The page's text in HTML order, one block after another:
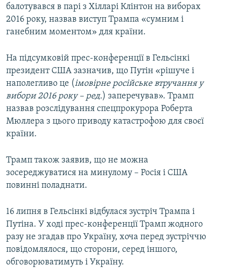
балотувався в парі з Хілларі Клінтон на виборах
2016 року, назвав виступ Трампа «сумним і
ганебним моментом» для країни.
На підсумковій прес-конференції в Гельсінкі
президент США зазначив, що Путін «рішуче і
наполегливо це (імовірне російське втручання у
вибори 2016 року – ред.) заперечував». Трамп
назвав розслідування спецпрокурора Роберта
Мюллера з цього приводу катастрофою для своєї
країни.
Трамп також заявив, що не можна
зосереджуватися на минулому – Росія і США
повинні поладнати.
16 липня в Гельсінкі відбулася зустріч Трампа і
Путіна. У ході прес-конференції Трамп жодного
разу не згадав про Україну, хоча перед зустріччю
повідомлялося, що сторони, серед іншого,
обговорюватимуть і Україну.